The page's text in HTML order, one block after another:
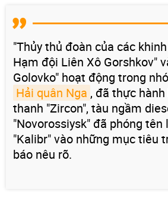
"Thủy thủ đoàn của các
Hạm đội Liên Xô Gorshkov"
Golovko" hoạt động trong
Hải quân Nga , đã thực
thanh "Zircon", tàu ngầm
"Novorossiysk" đã phóng
"Kalibr" vào những mục tiêu
báo nêu rõ.